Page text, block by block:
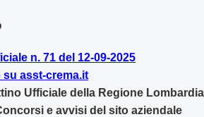
n. 71 del 12-09-2025
asst-crema.it
Ufficiale della Regione
e avvisi del sito aziendale